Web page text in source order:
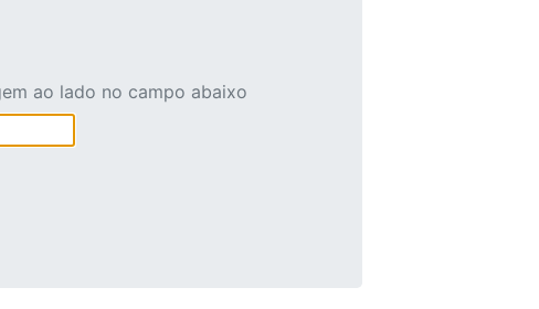
ao lado no campo abaixo